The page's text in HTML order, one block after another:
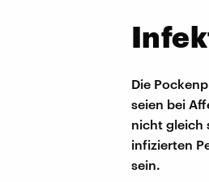
Die
seien bei
nicht gleich
infizierten
sein.